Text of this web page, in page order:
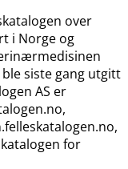
over
i Norge og
siste gang utgitt
AS er
for